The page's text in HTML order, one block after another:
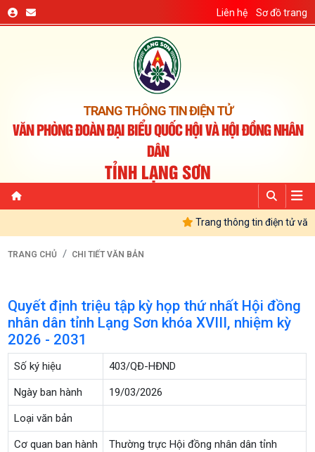
Liên hệ Sơ đồ trang
TRANG THÔNG TIN ĐIỆN TỬ
VĂN PHÒNG ĐOÀN ĐẠI BIỂU QUỐC HỘI VÀ HỘI ĐỒNG NHÂN
DÂN
TỈNH LẠNG SƠN
Trang thông tin điện tử văn
TRANG CHỦ CHI TIẾT VĂN BẢN
Quyết định triệu tập kỳ họp thứ nhất Hội đồng
nhân dân tỉnh Lạng Sơn khóa XVIII, nhiệm kỳ
2026 - 2031
Số ký hiệu 403/QĐ-HĐND
Ngày ban hành 19/03/2026
Loại văn bản
Cơ quan ban hành Thường trực Hội đồng nhân dân tỉnh